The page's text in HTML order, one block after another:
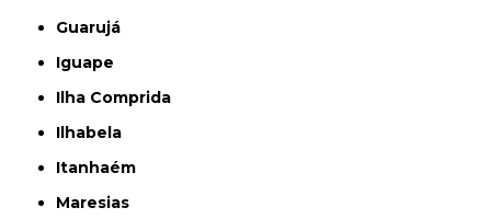
Guarujá
Iguape
Ilha Comprida
Ilhabela
Itanhaém
Maresias